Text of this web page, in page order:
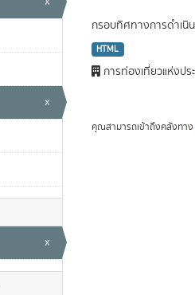
x
x
กรอบทิศทางการดำเนิน
HTML
การท่องเที่ยวแห่งปร
คุณสามารถเข้าถึงคลังทาง